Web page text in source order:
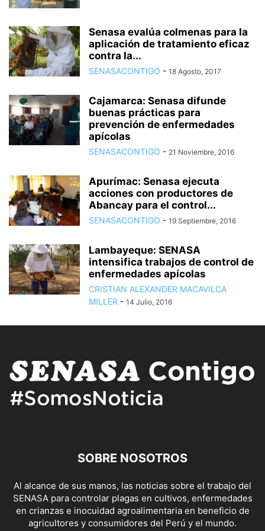
Senasa evalúa colmenas para la
aplicación de tratamiento eficaz
contra la...
SENASACONTIGO - 18 Agosto, 2017
Cajamarca: Senasa difunde
buenas prácticas para
prevención de enfermedades
apícolas
SENASACONTIGO - 21 Noviembre, 2016
Apurímac: Senasa ejecuta
acciones con productores de
Abancay para el control...
SENASACONTIGO - 19 Septiembre, 2016
Lambayeque: SENASA
intensifica trabajos de control de
enfermedades apícolas
CRISTIAN ALEXANDER MACAVILCA
MILLER - 14 Julio, 2016
SOBRE NOSOTROS
Al alcance de sus manos, las noticias sobre el trabajo del
SENASA para controlar plagas en cultivos, enfermedades
en crianzas e inocuidad agroalimentaria en beneficio de
agricultores y consumidores del Perú y el mundo.